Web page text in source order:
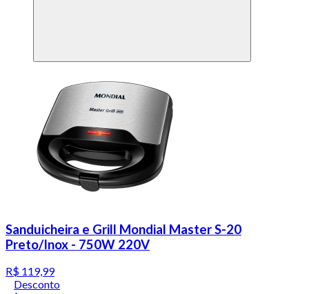
Sanduicheira e Grill Mondial Master S-20
Preto/Inox - 750W 220V
R$ 119,99
Desconto